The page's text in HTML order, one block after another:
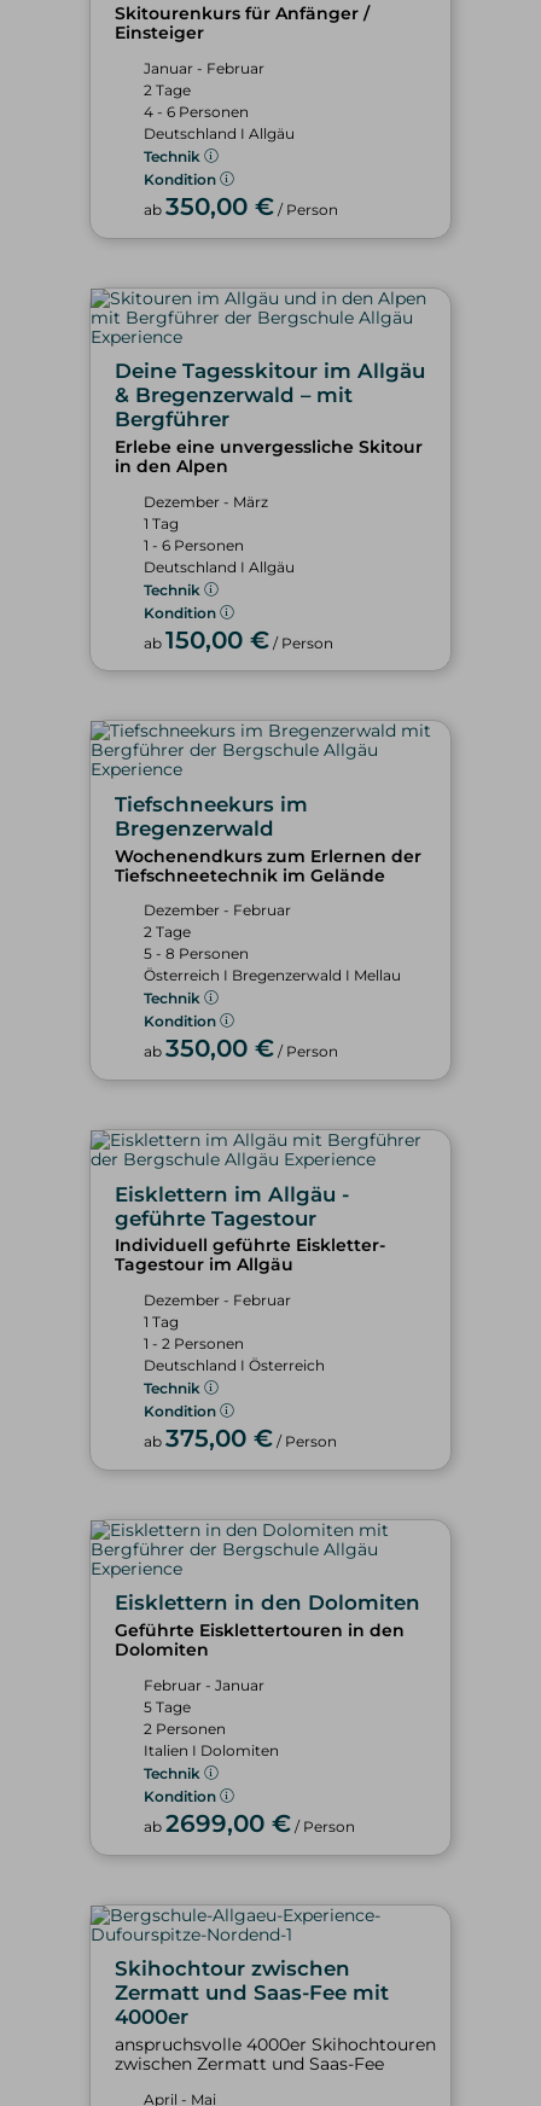
Skitourenkurs für Anfänger /
Einsteiger
Januar - Februar
2 Tage
4 - 6 Personen
Deutschland I Allgäu
Technik
Kondition
ab 350,00 € / Person
Deine Tagesskitour im Allgäu
& Bregenzerwald – mit
Bergführer
Erlebe eine unvergessliche Skitour
in den Alpen
Dezember - März
1 Tag
1 - 6 Personen
Deutschland I Allgäu
Technik
Kondition
ab 150,00 € / Person
Tiefschneekurs im
Bregenzerwald
Wochenendkurs zum Erlernen der
Tiefschneetechnik im Gelände
Dezember - Februar
2 Tage
5 - 8 Personen
Österreich I Bregenzerwald I Mellau
Technik
Kondition
ab 350,00 € / Person
Eisklettern im Allgäu -
geführte Tagestour
Individuell geführte Eiskletter-
Tagestour im Allgäu
Dezember - Februar
1 Tag
1 - 2 Personen
Deutschland I Österreich
Technik
Kondition
ab 375,00 € / Person
Eisklettern in den Dolomiten
Geführte Eisklettertouren in den
Dolomiten
Februar - Januar
5 Tage
2 Personen
Italien I Dolomiten
Technik
Kondition
ab 2699,00 € / Person
Skihochtour zwischen
Zermatt und Saas-Fee mit
4000er
anspruchsvolle 4000er Skihochtouren
zwischen Zermatt und Saas-Fee
April - Mai